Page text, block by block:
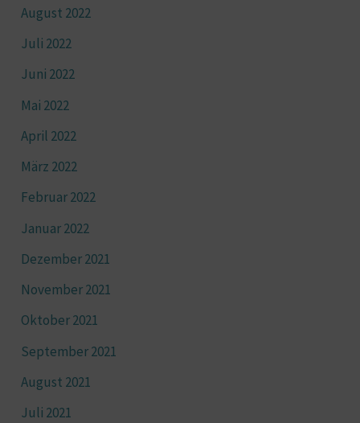
August 2022
Juli 2022
Juni 2022
Mai 2022
April 2022
März 2022
Februar 2022
Januar 2022
Dezember 2021
November 2021
Oktober 2021
September 2021
August 2021
Juli 2021